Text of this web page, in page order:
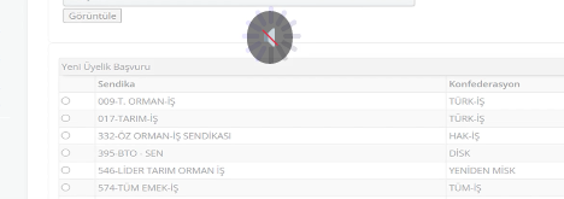
YAZILARIMIZ HABER/DUYURU